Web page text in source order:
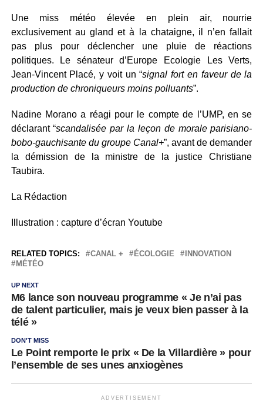
Une miss météo élevée en plein air, nourrie
exclusivement au gland et à la chataigne, il n’en fallait
pas plus pour déclencher une pluie de réactions
politiques. Le sénateur d’Europe Ecologie Les Verts,
Jean-Vincent Placé, y voit un “signal fort en faveur de la
production de chroniqueurs moins polluants”.
Nadine Morano a réagi pour le compte de l’UMP, en se
déclarant “scandalisée par la leçon de morale parisiano-
bobo-gauchisante du groupe Canal+”, avant de demander
la démission de la ministre de la justice Christiane
Taubira.
La Rédaction
Illustration : capture d’écran Youtube
RELATED TOPICS: CANAL + ÉCOLOGIE
INNOVATION
MÉTÉO
UP NEXT
M6 lance son nouveau programme « Je n’ai pas
de talent particulier, mais je veux bien passer à la
télé »
DON'T MISS
Le Point remporte le prix « De la Villardière » pour
l’ensemble de ses unes anxiogènes
ADVERTISEMENT